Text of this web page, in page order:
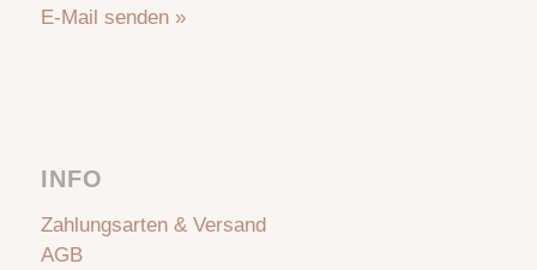
E-Mail senden »
INFO
Zahlungsarten & Versand
AGB